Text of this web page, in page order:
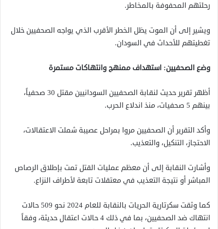
رحلتهم المحفوفة بالمخاطر.
ويشير إلى أن الموت يظل الخطر الأقرب الذي يواجه الصحفيين خلال
تغطيتهم للأحداث في السودان.
وضع الصحفيين: استهداف ممنهج وانتهاكات مستمرة
أظهر تقرير حديث لنقابة الصحفيين السودانيين مقتل 30 صحفياً،
بينهم 5 صحفيات، منذ اندلاع الحرب.
وأكد التقرير أن الصحفيين مروا بمراحل عصيبة شملت الاعتقالات،
الاحتجاز، التنكيل، والتعذيب.
وأشارت النقابة إلى أن معظم عمليات القتل تمت بإطلاق الرصاص
المباشر أو نتيجة التعذيب في معتقلات تابعة لأطراف النزاع.
كما وثقت سكرتارية الحريات بالنقابة للعام 2024 نحو 509 حالات
انتهاك ضد الصحفيين، بما في ذلك 4 حالات اعتقال حديثة، وفقاً